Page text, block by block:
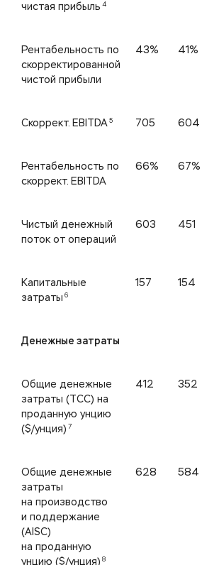
чистая прибыль 4
Рентабельность по
скорректированной
чистой прибыли
43% 41%
Скоррект. EBITDA 5 705 604
Рентабельность по
скоррект. EBITDA
66% 67%
Чистый денежный
поток от операций
603 451
Капитальные
затраты 6
157 154
Денежные затраты
Общие денежные
затраты (TCC) на
проданную унцию
($/унция) 7
412 352
Общие денежные
затраты
на производство
и поддержание
(AISC)
на проданную
унцию ($/унция) 8
628 584